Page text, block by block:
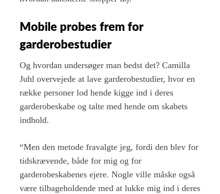
Mobile probes frem for
garderobestudier
Og hvordan undersøger man bedst det? Camilla
Juhl overvejede at lave garderobestudier, hvor en
række personer lod hende kigge ind i deres
garderobeskabe og talte med hende om skabets
indhold.
“Men den metode fravalgte jeg, fordi den blev for
tidskrævende, både for mig og for
garderobeskabenes ejere. Nogle ville måske også
være tilbageholdende med at lukke mig ind i deres